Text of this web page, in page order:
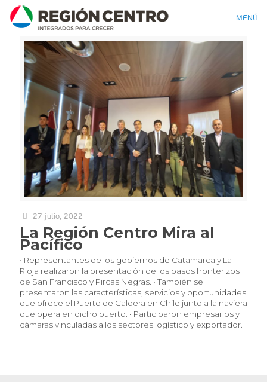
MENÚ
27 julio, 2022
La Región Centro Mira al
Pacífico
• Representantes de los gobiernos de Catamarca y La
Rioja realizaron la presentación de los pasos fronterizos
de San Francisco y Pircas Negras. • También se
presentaron las características, servicios y oportunidades
que ofrece el Puerto de Caldera en Chile junto a la naviera
que opera en dicho puerto. • Participaron empresarios y
cámaras vinculadas a los sectores logístico y exportador.